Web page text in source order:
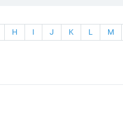
H I J K L M